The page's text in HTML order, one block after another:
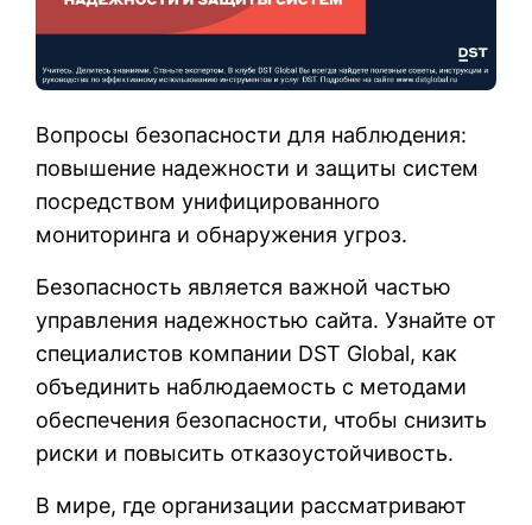
Вопросы безопасности для наблюдения:
повышение надежности и защиты систем
посредством унифицированного
мониторинга и обнаружения угроз.
Безопасность является важной частью
управления надежностью сайта. Узнайте от
специалистов компании DST Global, как
объединить наблюдаемость с методами
обеспечения безопасности, чтобы снизить
риски и повысить отказоустойчивость.
В мире, где организации рассматривают